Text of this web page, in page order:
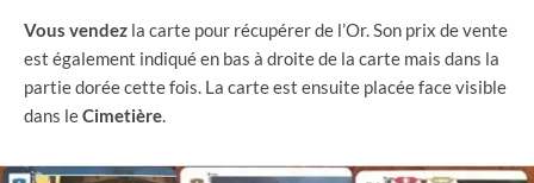
Vous vendez la carte pour récupérer de l’Or. Son prix de vente
est également indiqué en bas à droite de la carte mais dans la
partie dorée cette fois. La carte est ensuite placée face visible
dans leCimetière.